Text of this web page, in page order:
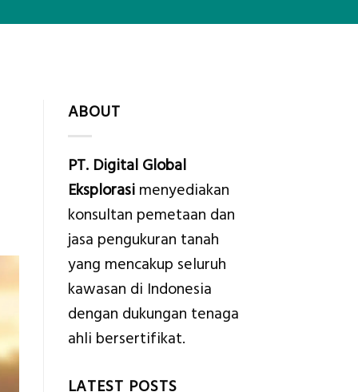
ABOUT
PT. Digital Global
Eksplorasimenyediakan
konsultan pemetaan dan
jasa pengukuran tanah
yang mencakup seluruh
kawasan di Indonesia
dengan dukungan tenaga
ahli bersertifikat.
LATEST POSTS